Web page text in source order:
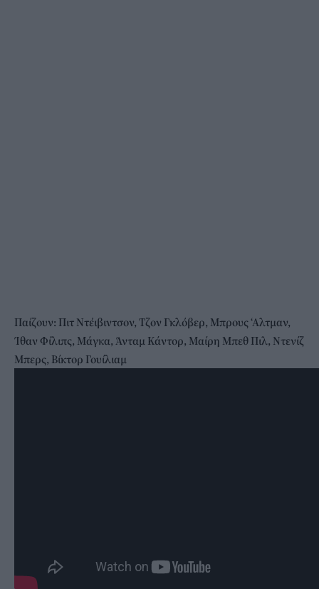
Παίζουν: Πιτ Ντέιβιντσον, Τζον Γκλόβερ, Μπρους ‘Αλτμαν,
Ίθαν Φίλιπς, Μάγκα, Άνταμ Κάντορ, Μαίρη Μπεθ Πιλ, Ντενίζ
Μπερς, Βίκτορ Γουίλιαμ